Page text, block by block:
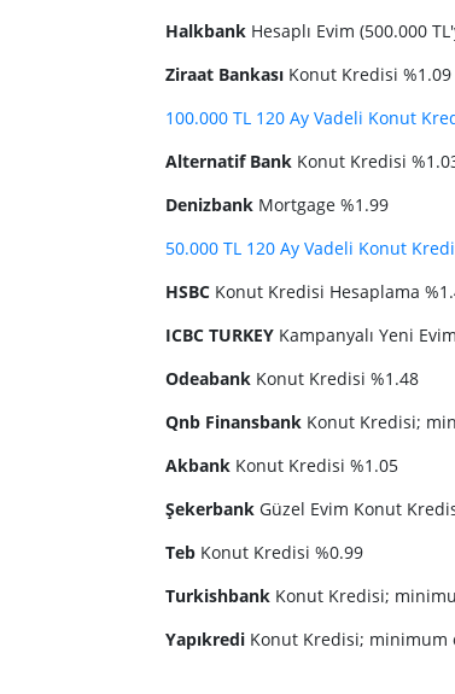
Halkbank Hesaplı Evim (500.000
Ziraat Bankası Konut Kredisi %1.09
100.000 TL 120 Ay Vadeli Konut
Alternatif Bank Konut Kredisi %
Denizbank Mortgage %1.99
50.000 TL 120 Ay Vadeli Konut
HSBC Konut Kredisi Hesaplama
ICBC TURKEY Kampanyalı Yeni
Odeabank Konut Kredisi %1.48
Qnb Finansbank Konut Kredisi;
Akbank Konut Kredisi %1.05
Şekerbank Güzel Evim Konut
Teb Konut Kredisi %0.99
Turkishbank Konut Kredisi;
Yapıkredi Konut Kredisi; minimum